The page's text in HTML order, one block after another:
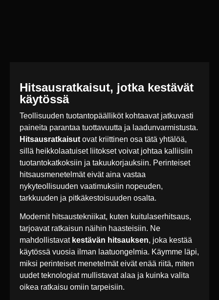
Hitsausratkaisut, jotka kestävät
käytössä
Teollisuuden tuotantopäälliköt kohtaavat jatkuvasti
paineita parantaa tuottavuutta ja laadunvarmistusta.
Hitsausratkaisut ovat kriittinen osa tätä yhtälöä,
sillä heikkolaatuiset liitokset voivat johtaa kalliisiin
tuotantokatkoksiin ja takuukorjauksiin. Perinteiset
hitsausmenetelmät eivät aina vastaa
nykyteollisuuden vaatimuksiin nopeuden,
tarkkuuden ja pitkäkestoisuuden osalta.
Modernit hitsaustekniikat, kuten kuitulaserhitsaus,
tarjoavat ratkaisun näihin haasteisiin. Ne
mahdollistavat kestävän hitsauksen, joka kestää
käytössä vuosia ilman laatuongelmia. Käymme läpi,
miksi perinteiset menetelmät eivät enää riitä, miten
uudet teknologiat mullistavat alaa ja kuinka valita
oikea ratkaisu omiin tarpeisiin.